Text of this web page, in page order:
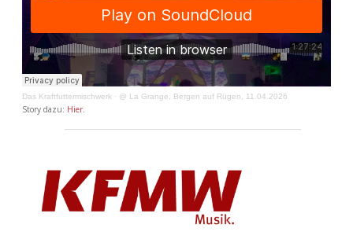
Das Kraftfuttermischwerk · @ La Grange, Bergen auf Rügen, 11.04.2026
Story dazu: Hier.